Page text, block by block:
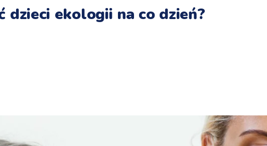
dzieci ekologii na co dzień?